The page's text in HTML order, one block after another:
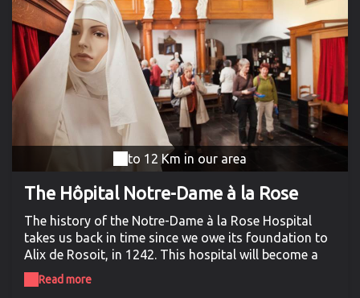
to 12 Km in our area
The Hôpital Notre-Dame à la Rose
The history of the Notre-Dame à la Rose Hospital
takes us back in time since we owe its foundation to
Alix de Rosoit, in 1242. This hospital will become a
real place of asylum and care for the sick and the
destitute of the city during its eight centuries of
Read more